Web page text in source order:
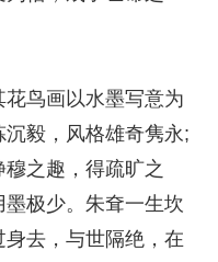
鸟画以水墨写意为
毅，风格雄奇隽永;
之趣，得疏旷之
极少。朱耷一生坎
去，与世隔绝，在